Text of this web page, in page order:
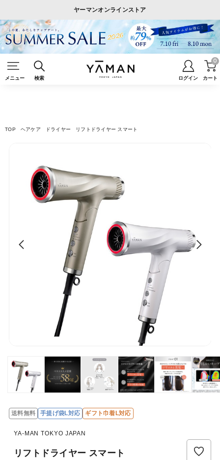
ヤーマンオンラインストア
メニュー 検索 ログイン カート
0
TOP ヘアケア ドライヤー リフトドライヤー スマート
送料無料 手提げ袋L対応 ギフト巾着L対応
YA-MAN TOKYO JAPAN
リフトドライヤー スマート